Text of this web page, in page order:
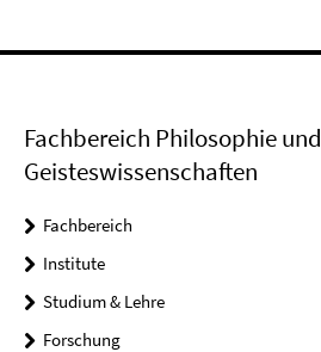
Fachbereich Philosophie und
Geisteswissenschaften
Fachbereich
Institute
Studium & Lehre
Forschung